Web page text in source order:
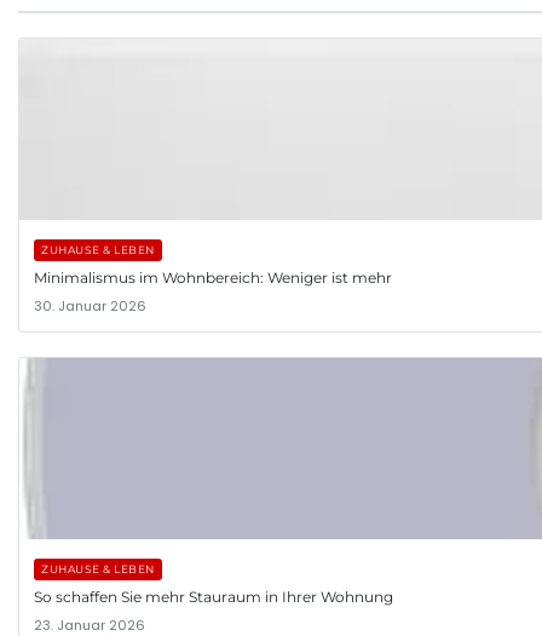
ZUHAUSE & LEBEN
Minimalismus im Wohnbereich: Weniger ist mehr
30. Januar 2026
ZUHAUSE & LEBEN
So schaffen Sie mehr Stauraum in Ihrer Wohnung
23. Januar 2026